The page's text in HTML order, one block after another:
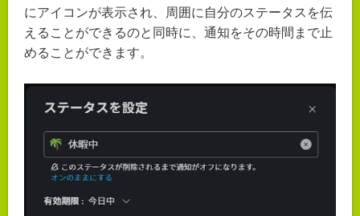
にアイコンが表示され、周囲に自分のステータスを伝
えることができるのと同時に、通知をその時間まで止
めることができます。